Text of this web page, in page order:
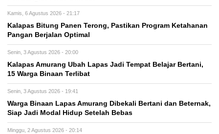
Kamis, 6 Agustus 2026 - 21:17
Kalapas Bitung Panen Terong, Pastikan Program Ketahanan
Pangan Berjalan Optimal
Senin, 3 Agustus 2026 - 20:00
Kalapas Amurang Ubah Lapas Jadi Tempat Belajar Bertani,
15 Warga Binaan Terlibat
Senin, 3 Agustus 2026 - 19:41
Warga Binaan Lapas Amurang Dibekali Bertani dan Beternak,
Siap Jadi Modal Hidup Setelah Bebas
Minggu, 2 Agustus 2026 - 20:14